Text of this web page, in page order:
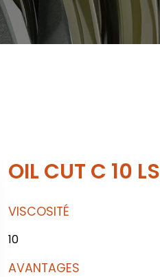
OIL CUT C 10 LS
VISCOSITÉ
10
AVANTAGES